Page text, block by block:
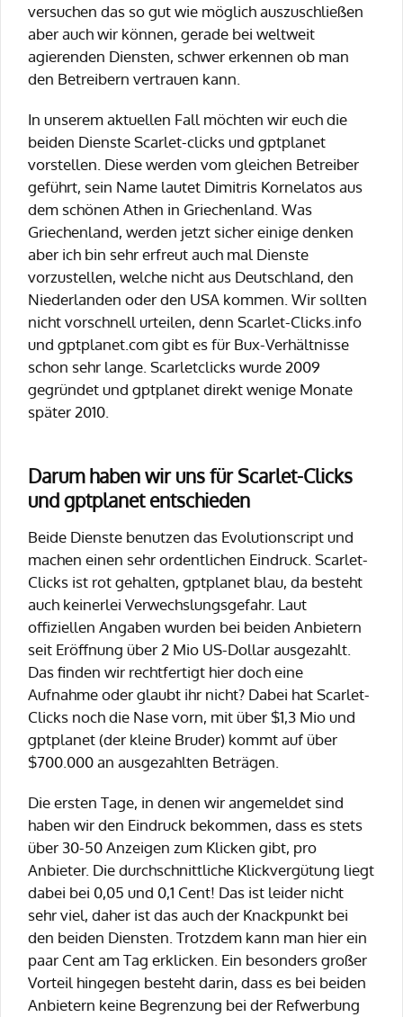
versuchen das so gut wie möglich auszuschließen
aber auch wir können, gerade bei weltweit
agierenden Diensten, schwer erkennen ob man
den Betreibern vertrauen kann.
In unserem aktuellen Fall möchten wir euch die
beiden Dienste Scarlet-clicks und gptplanet
vorstellen. Diese werden vom gleichen Betreiber
geführt, sein Name lautet Dimitris Kornelatos aus
dem schönen Athen in Griechenland. Was
Griechenland, werden jetzt sicher einige denken
aber ich bin sehr erfreut auch mal Dienste
vorzustellen, welche nicht aus Deutschland, den
Niederlanden oder den USA kommen. Wir sollten
nicht vorschnell urteilen, denn Scarlet-Clicks.info
und gptplanet.com gibt es für Bux-Verhältnisse
schon sehr lange. Scarletclicks wurde 2009
gegründet und gptplanet direkt wenige Monate
später 2010.
Darum haben wir uns für Scarlet-Clicks
und gptplanet entschieden
Beide Dienste benutzen das Evolutionscript und
machen einen sehr ordentlichen Eindruck. Scarlet-
Clicks ist rot gehalten, gptplanet blau, da besteht
auch keinerlei Verwechslungsgefahr. Laut
offiziellen Angaben wurden bei beiden Anbietern
seit Eröffnung über 2 Mio US-Dollar ausgezahlt.
Das finden wir rechtfertigt hier doch eine
Aufnahme oder glaubt ihr nicht? Dabei hat Scarlet-
Clicks noch die Nase vorn, mit über $1,3 Mio und
gptplanet (der kleine Bruder) kommt auf über
$700.000 an ausgezahlten Beträgen.
Die ersten Tage, in denen wir angemeldet sind
haben wir den Eindruck bekommen, dass es stets
über 30-50 Anzeigen zum Klicken gibt, pro
Anbieter. Die durchschnittliche Klickvergütung liegt
dabei bei 0,05 und 0,1 Cent! Das ist leider nicht
sehr viel, daher ist das auch der Knackpunkt bei
den beiden Diensten. Trotzdem kann man hier ein
paar Cent am Tag erklicken. Ein besonders großer
Vorteil hingegen besteht darin, dass es bei beiden
Anbietern keine Begrenzung bei der Refwerbung